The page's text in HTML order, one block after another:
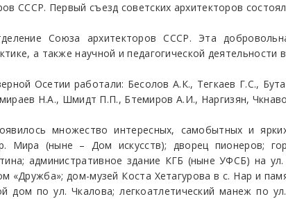
СССР. Первый съезд советских архитекторов
Союза архитекторов СССР. Эта
а также научной и педагогической деятельности
Осетии работали: Бесолов А.К., Тегкаев Г.С.,
Н.А., Шмидт П.П., Бтемиров А.И., Наргизян,
множество интересных, самобытных и
Мира (ныне – Дом искусств); дворец пионеров;
административное здание КГБ (ныне УФСБ) на
«Дружба»; дом-музей Коста Хетагурова в с. Нар и
дом по ул. Чкалова; легкоатлетический манеж по